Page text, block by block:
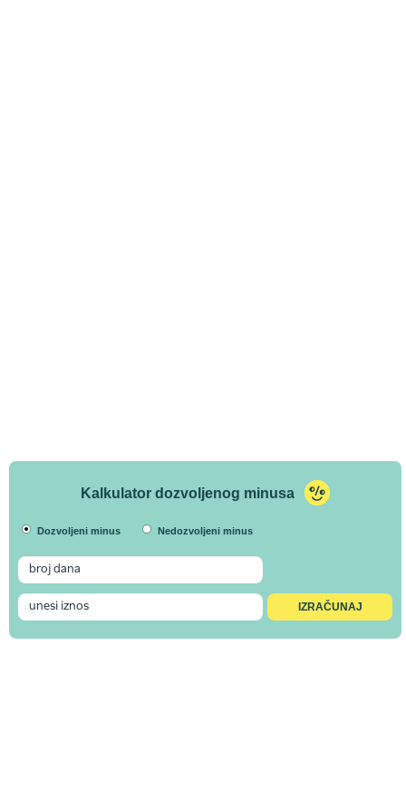
Kalkulator dozvoljenog minusa
Dozvoljeni minus Nedozvoljeni minus